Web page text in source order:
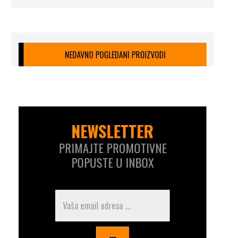
NEDAVNO POGLEDANI PROIZVODI
NEWSLETTER
PRIMAJTE PROMOTIVNE
POPUSTE U INBOX